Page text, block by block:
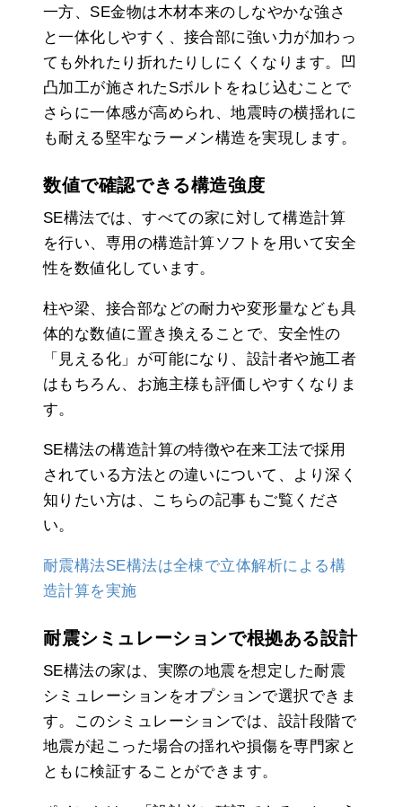
一方、SE金物は木材本来のしなやかな強さ
と一体化しやすく、接合部に強い力が加わっ
ても外れたり折れたりしにくくなります。凹
凸加工が施されたSボルトをねじ込むことで
さらに一体感が高められ、地震時の横揺れに
も耐える堅牢なラーメン構造を実現します。
数値で確認できる構造強度
SE構法では、すべての家に対して構造計算
を行い、専用の構造計算ソフトを用いて安全
性を数値化しています。
柱や梁、接合部などの耐力や変形量なども具
体的な数値に置き換えることで、安全性の
「見える化」が可能になり、設計者や施工者
はもちろん、お施主様も評価しやすくなりま
す。
SE構法の構造計算の特徴や在来工法で採用
されている方法との違いについて、より深く
知りたい方は、こちらの記事もご覧くださ
い。
耐震構法SE構法は全棟で立体解析による構
造計算を実施
耐震シミュレーションで根拠ある設計
SE構法の家は、実際の地震を想定した耐震
シミュレーションをオプションで選択できま
す。このシミュレーションでは、設計段階で
地震が起こった場合の揺れや損傷を専門家と
ともに検証することができます。